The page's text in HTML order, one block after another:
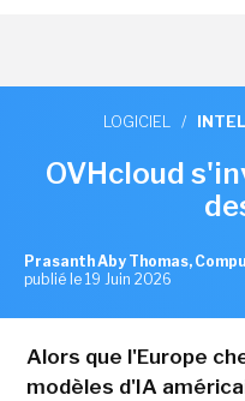
LOGICIEL /
OVHcloud
Prasanth Aby Thomas,
publié le 19 Juin 2026
Alors que l'Europe
modèles d'IA